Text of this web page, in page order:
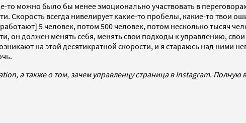
можно было бы менее эмоционально участвовать в
Скорость всегда нивелирует какие-то пробелы, какие-то твои
5 человек, потом 500 человек, потом несколько тысяч
он должен менять себя, менять свои подходы к управлению,
на этой десятикратной скорости, и я стараюсь над ними
а также о том, зачем управленцу страница в Instagram. Полную